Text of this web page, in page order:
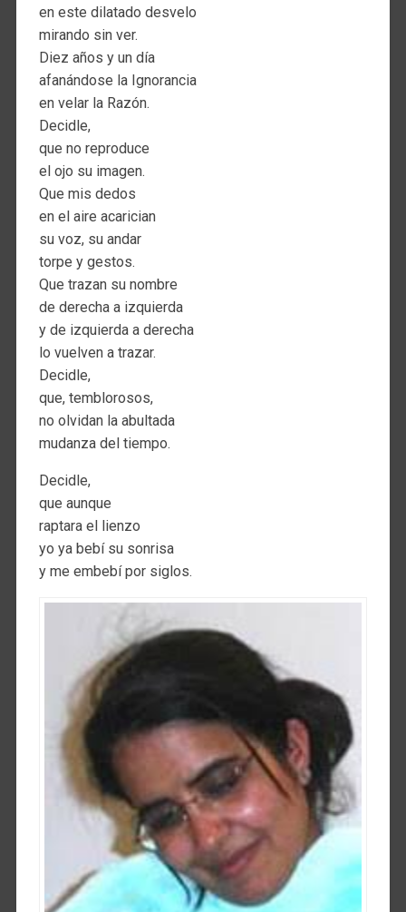
en este dilatado desvelo
mirando sin ver.
Diez años y un día
afanándose la Ignorancia
en velar la Razón.
Decidle,
que no reproduce
el ojo su imagen.
Que mis dedos
en el aire acarician
su voz, su andar
torpe y gestos.
Que trazan su nombre
de derecha a izquierda
y de izquierda a derecha
lo vuelven a trazar.
Decidle,
que, temblorosos,
no olvidan la abultada
mudanza del tiempo.
Decidle,
que aunque
raptara el lienzo
yo ya bebí su sonrisa
y me embebí por siglos.